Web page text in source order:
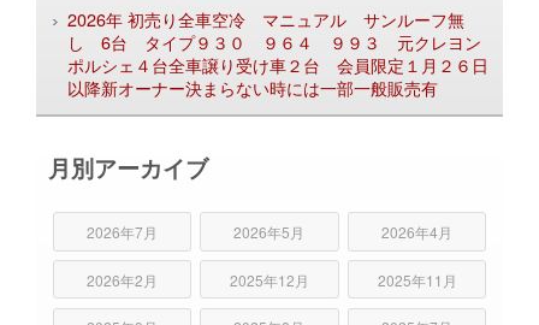
2026年 初売り全車空冷 マニュアル サンルーフ無
し 6台 タイプ９３０ ９６４ ９９３ 元クレヨン
ポルシェ４台全車譲り受け車２台 会員限定１月２６日
以降新オーナー決まらない時には一部一般販売有
月別アーカイブ
2026年7月 2026年5月 2026年4月
2026年2月 2025年12月 2025年11月